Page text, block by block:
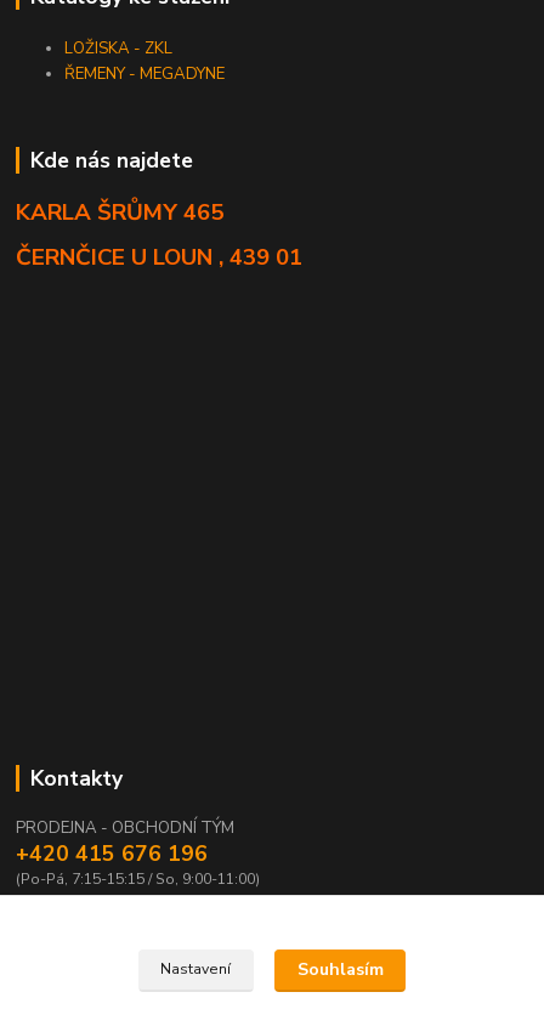
LOŽISKA - ZKL
ŘEMENY - MEGADYNE
Kde nás najdete
KARLA ŠRŮMY 465
ČERNČICE U LOUN , 439 01
Kontakty
PRODEJNA - OBCHODNÍ TÝM
+420 415 676 196
(Po-Pá, 7:15-15:15 / So, 9:00-11:00)
Nastavení Souhlasím